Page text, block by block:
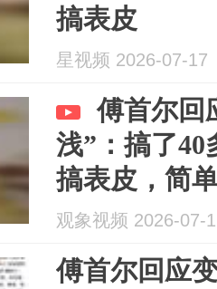
搞表皮
星视频 2026-07-17
傅首尔回
浅”：搞了40
搞表皮，简
而让人收获
观象视频 2026-07-
傅首尔回应